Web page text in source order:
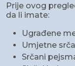
Prije ovog
da li imate:
Ugrađene
Umjetne
Srčani